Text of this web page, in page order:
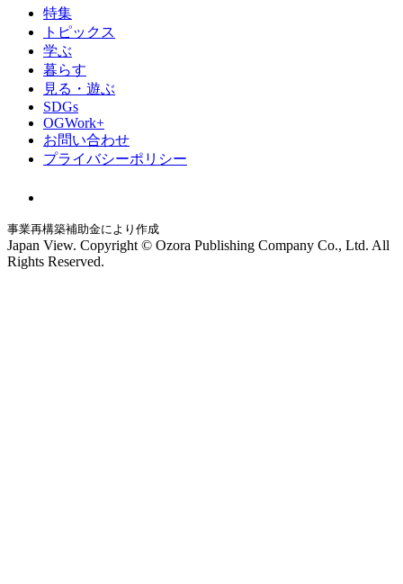
特集
トピックス
学ぶ
暮らす
見る・遊ぶ
SDGs
OGWork+
お問い合わせ
プライバシーポリシー
事業再構築補助金により作成
Japan View. Copyright © Ozora Publishing Company Co., Ltd. All
Rights Reserved.